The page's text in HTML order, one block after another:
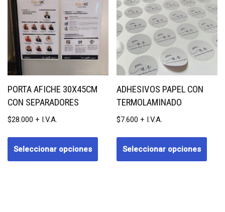
PORTA AFICHE 30X45CM
CON SEPARADORES
$28.000
Seleccionar opciones
ADHESIVOS PAPEL CON
TERMOLAMINADO
$7.600
Seleccionar opciones